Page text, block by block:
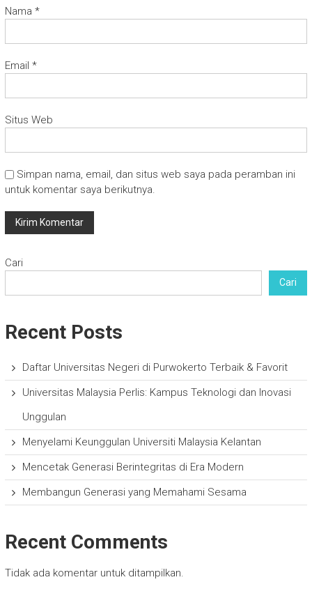
Nama *
Email *
Situs Web
Simpan nama, email, dan situs web saya pada peramban ini
untuk komentar saya berikutnya.
Cari
Cari
Recent Posts
Daftar Universitas Negeri di Purwokerto Terbaik & Favorit
Universitas Malaysia Perlis: Kampus Teknologi dan Inovasi
Unggulan
Menyelami Keunggulan Universiti Malaysia Kelantan
Mencetak Generasi Berintegritas di Era Modern
Membangun Generasi yang Memahami Sesama
Recent Comments
Tidak ada komentar untuk ditampilkan.